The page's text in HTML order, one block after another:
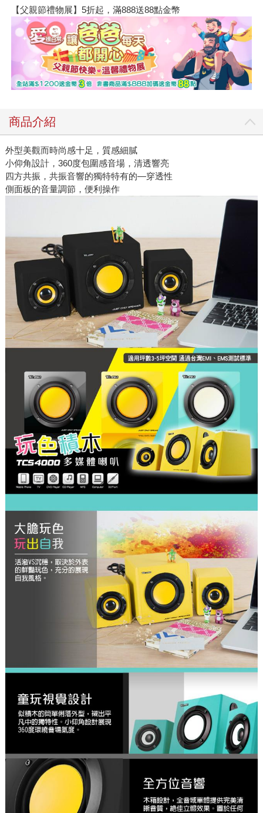
【父親節禮物展】5折起，滿888送88點金幣
商品介紹
外型美觀而時尚感十足，質感細膩
小仰角設計，360度包圍感音場，清透響亮
四方共振，共振音響的獨特特有的—穿透性
側面板的音量調節，便利操作